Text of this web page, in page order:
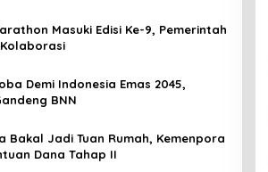
Masuki Edisi Ke-9, Pemerintah
Demi Indonesia Emas 2045,
BNN
Bakal Jadi Tuan Rumah, Kemenpora
Dana Tahap II